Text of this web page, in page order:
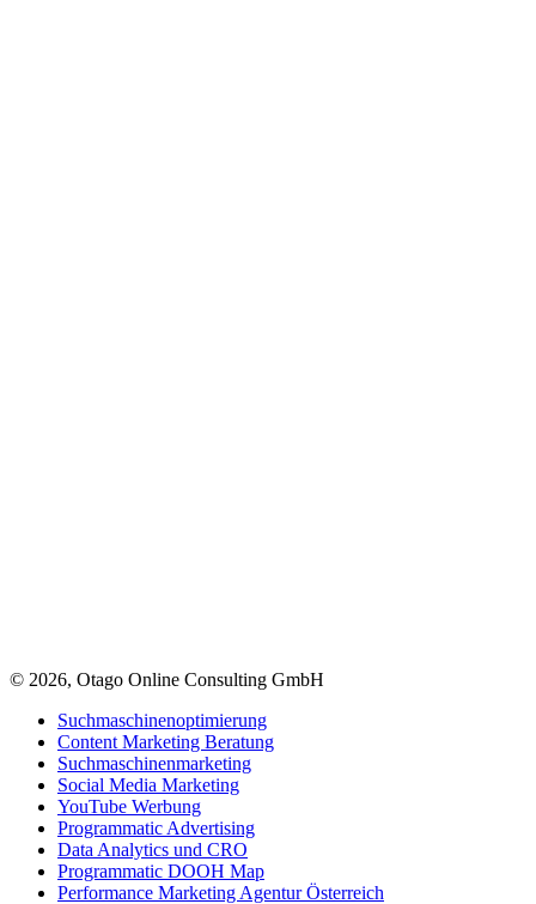
© 2026, Otago Online Consulting GmbH
Suchmaschinenoptimierung
Content Marketing Beratung
Suchmaschinenmarketing
Social Media Marketing
YouTube Werbung
Programmatic Advertising
Data Analytics und CRO
Programmatic DOOH Map
Performance Marketing Agentur Österreich